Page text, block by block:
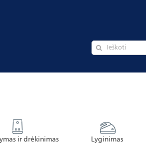
ir drėkinimas Lyginimas